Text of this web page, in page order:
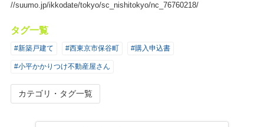
//suumo.jp/ikkodate/tokyo/sc_nishitokyo/nc_76760218/
タグ一覧
#新築戸建て #西東京市保谷町 #購入申込書
#小平かかりつけ不動産屋さん
カテゴリ・タグ一覧